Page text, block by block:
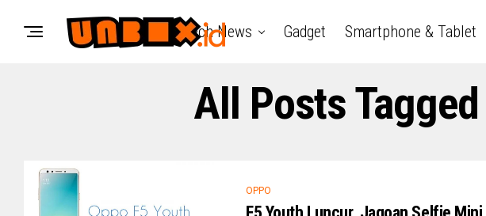
Tech News Gadget Smartphone & Tablet
All Posts
OPPO